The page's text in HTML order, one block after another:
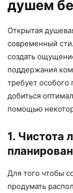
душем
Открытая
современный
создать
поддержания
требует особого
добиться
помощью
1. Чистота
Для того чтобы
продумать